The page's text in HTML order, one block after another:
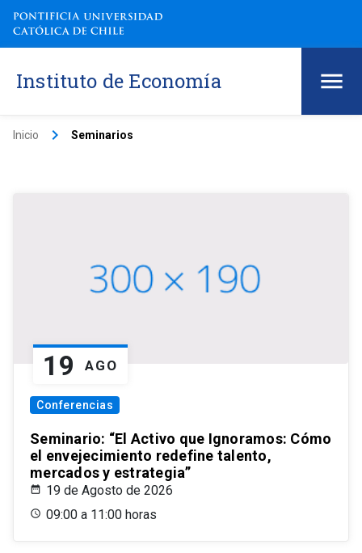
Instituto de Economía
Inicio keyboard_arrow_right Seminarios
19 AGO
Conferencias
Seminario: “El Activo que Ignoramos: Cómo
el envejecimiento redefine talento,
mercados y estrategia”
19 de Agosto de 2026
09:00 a 11:00 horas